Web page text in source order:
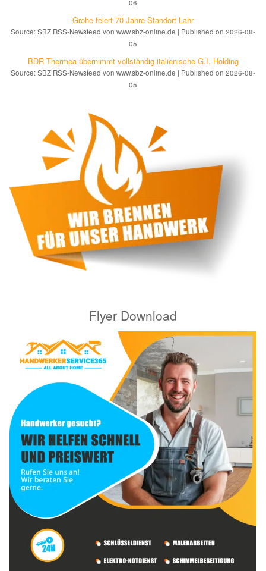
06
Grohe feiert 70 Jahre Standort Lahr
Source: SBZ RSS-Newsfeed von www.sbz-online.de
Published on 2026-08-
05
BDR Thermea übernimmt vollständig italienische G.I. Holding
Source: SBZ RSS-Newsfeed von www.sbz-online.de
Published on 2026-08-
05
Flyer Download